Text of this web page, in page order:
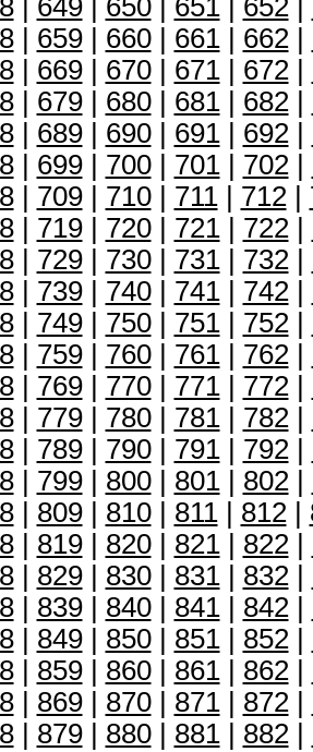
| 649| 650| 651| 652|
| 659| 660| 661| 662|
| 669| 670| 671| 672|
| 679| 680| 681| 682|
| 689| 690| 691| 692|
| 699| 700| 701| 702|
| 709| 710| 711| 712|
| 719| 720| 721| 722|
| 729| 730| 731| 732|
| 739| 740| 741| 742|
| 749| 750| 751| 752|
| 759| 760| 761| 762|
| 769| 770| 771| 772|
| 779| 780| 781| 782|
| 789| 790| 791| 792|
| 799| 800| 801| 802|
| 809| 810| 811| 812|
| 819| 820| 821| 822|
| 829| 830| 831| 832|
| 839| 840| 841| 842|
| 849| 850| 851| 852|
| 859| 860| 861| 862|
| 869| 870| 871| 872|
| 879| 880| 881| 882|